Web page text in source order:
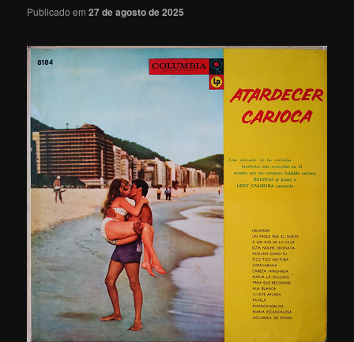
Publicado em27 de agosto de 2025